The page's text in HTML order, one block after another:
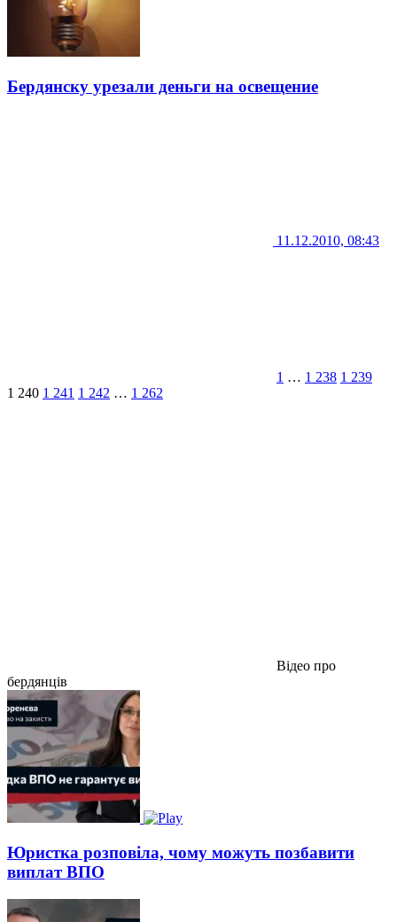
Бердянску урезали деньги на освещение
11.12.2010, 08:43
1 … 1 238 1 239
1 240 1 241 1 242 … 1 262
Відео про
бердянців
Юристка розповіла, чому можуть позбавити
виплат ВПО